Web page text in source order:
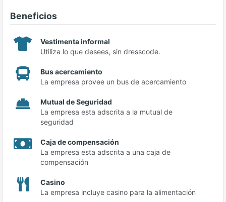
Beneficios
Vestimenta informal
Utiliza lo que desees, sin dresscode.
Bus acercamiento
La empresa provee un bus de acercamiento
Mutual de Seguridad
La empresa esta adscrita a la mutual de
seguridad
Caja de compensación
La empresa esta adscrita a una caja de
compensación
Casino
La empresa incluye casino para la alimentación